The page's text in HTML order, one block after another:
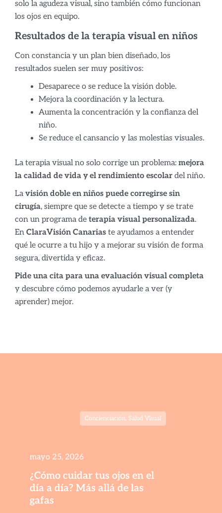
solo la agudeza visual, sino también cómo funcionan
los ojos en equipo.
Resultados de la terapia visual en niños
Con constancia y un plan bien diseñado, los
resultados suelen ser muy positivos:
Desaparece o se reduce la visión doble.
Mejora la coordinación y la lectura.
Aumenta la concentración y la confianza del
niño.
Se reduce el cansancio y las molestias visuales.
La terapia visual no solo corrige un problema: mejora
la calidad de vida y el rendimiento escolar del niño.
La visión doble en niños puede corregirse sin
cirugía, siempre que se detecte a tiempo y se trate
con un programa de terapia visual personalizada.
En ClaraVisión Canarias te ayudamos a entender
qué le ocurre a tu hijo y a mejorar su visión de forma
segura, divertida y eficaz.
Pide una cita para una evaluación visual completa
y descubre cómo podemos ayudarle a ver (y
aprender) mejor.
mayo 25, 2026
Concienciación, Salud Visual
¿Cómo cuidar tus ojos en el
día a día? Más allá de las
gafas